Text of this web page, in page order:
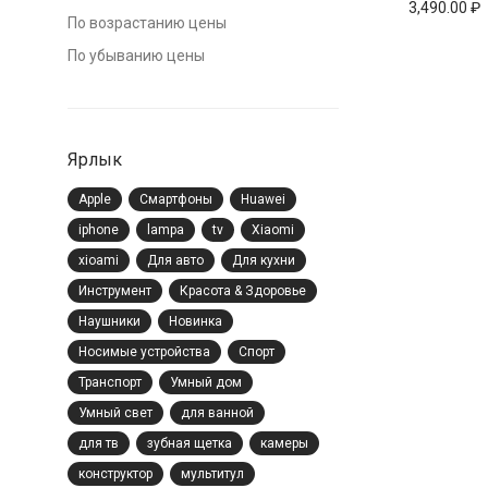
По возрастанию цены
По убыванию цены
Ярлык
Apple Cмартфоны
Huawei
iphone
lampa tv
Xiaomi
xioami
Для авто
Для кухни
Инструмент
Красота & Здоровье
Наушники
Новинка
Носимые устройства
Спорт
Транспорт
Умный дом
Умный свет
для ванной
для тв
зубная щетка
камеры
конструктор
мультитул
3,490.00 ₽